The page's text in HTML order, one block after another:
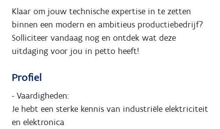
Klaar om jouw technische expertise in te zetten
binnen een modern en ambitieus productiebedrijf?
Solliciteer vandaag nog en ontdek wat deze
uitdaging voor jou in petto heeft!
Profiel
- Vaardigheden:
Je hebt een sterke kennis van industriële elektriciteit
en elektronica